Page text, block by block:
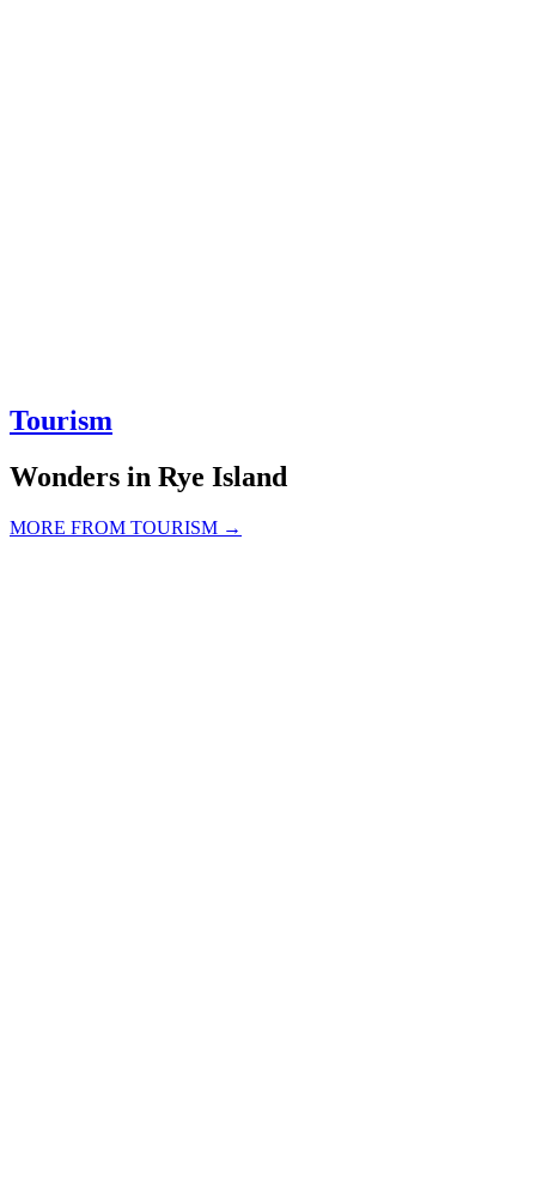
Tourism
Wonders in Rye Island
MORE FROM TOURISM →